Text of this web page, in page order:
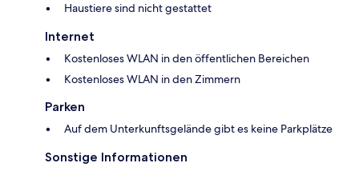
Haustiere sind nicht gestattet
Internet
Kostenloses WLAN in den öffentlichen Bereichen
Kostenloses WLAN in den Zimmern
Parken
Auf dem Unterkunftsgelände gibt es keine Parkplätze
Sonstige Informationen